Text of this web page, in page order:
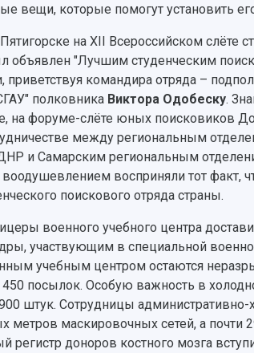
вещи, которые помогут установить
на XII Всероссийском слёте
объявлен "Лучшим студенческим
приветствуя командира отряда –
полковника Виктора Одобеску.
на форуме-слёте юных поисковиков
между региональным
и Самарским региональным
восприняли тот факт,
поискового отряда страны.
военного учебного центра
участвующим в специальной
учебным центром остаются
450 посылок. Особую важность в
штук. Сотрудницы административно-
метров маскировочных сетей, а почти
регистр доноров костного мозга